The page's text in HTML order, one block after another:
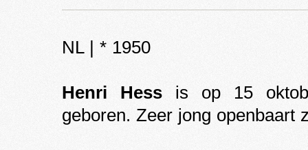
NL | * 1950
Henri Hess is op 15
geboren. Zeer jong openbaart